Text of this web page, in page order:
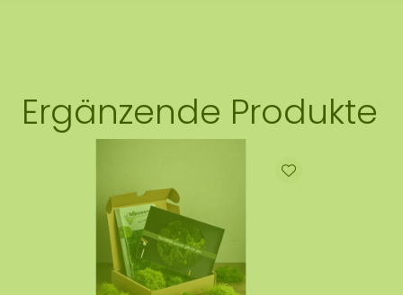
Ergänzende Produkte